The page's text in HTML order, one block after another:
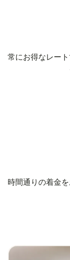
常にお得なレート
時間通りの着金